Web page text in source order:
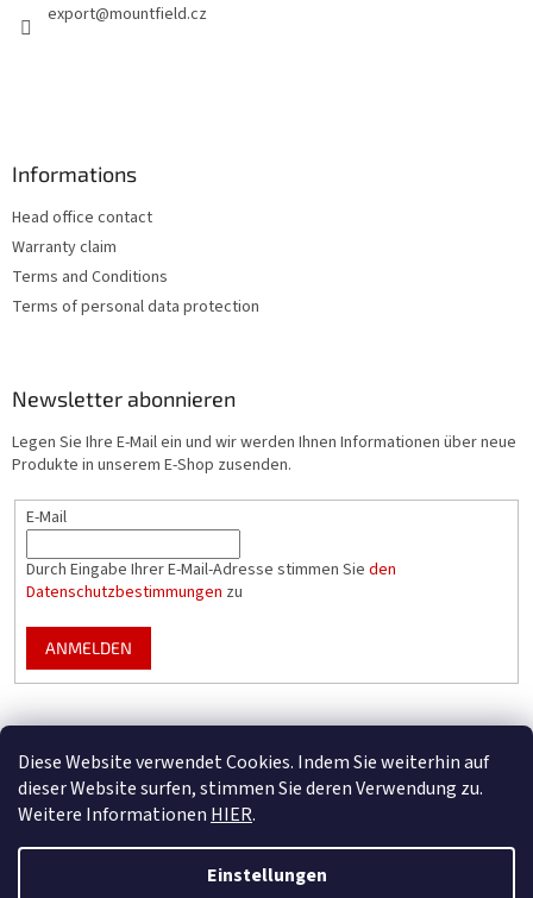
Diese Website verwendet Cookies. Indem Sie weiterhin auf
dieser Website surfen, stimmen Sie deren Verwendung zu.
Weitere Informationen HIER.
Einstellungen
export@mountfield.cz
Informations
Head office contact
Warranty claim
Terms and Conditions
Terms of personal data protection
Newsletter abonnieren
Legen Sie Ihre E-Mail ein und wir werden Ihnen Informationen über neue
Produkte in unserem E-Shop zusenden.
E-Mail
Durch Eingabe Ihrer E-Mail-Adresse stimmen Sie den
Datenschutzbestimmungen zu
ANMELDEN
Konfigurator für Poolüberdachungen
Erstellt von Shoptet